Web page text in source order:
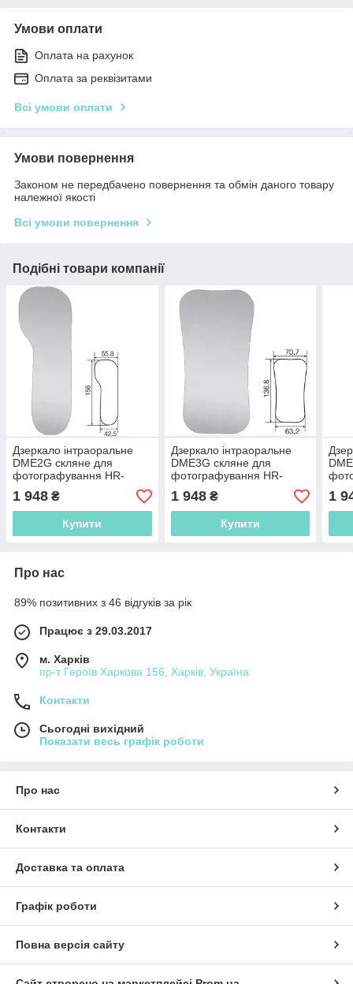
Умови оплати
Оплата на рахунок
Оплата за реквізитами
Всі умови оплати
Умови повернення
Законом не передбачено повернення та обмін даного товару
належної якості
Всі умови повернення
Подібні товари компанії
Дзеркало інтраоральне
DME2G скляне для
фотографування HR-
напилення для дорослих
Buccal
1 948 ₴
Купити
Дзеркало інтраоральне
DME3G скляне для
фотографування HR-
напилення для дорослих
Occlusal
1 948₴
Купити
1
Про нас
89% позитивних з 46 відгуків за рік
Працює з 29.03.2017
м. Харків
пр-т Героїв Харкова 156, Харків, Україна
Контакти
Сьогодні вихідний
Показати весь графік роботи
Про нас
Контакти
Доставка та оплата
Графік роботи
Повна версія сайту